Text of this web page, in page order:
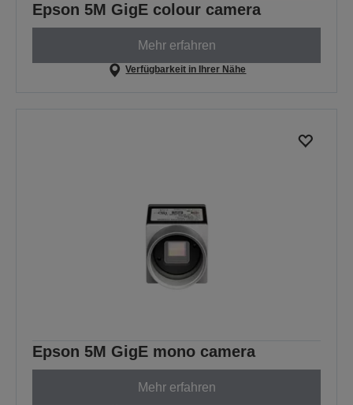
Epson 5M GigE colour camera
Mehr erfahren
Verfügbarkeit in Ihrer Nähe
Epson 5M GigE mono camera
Mehr erfahren